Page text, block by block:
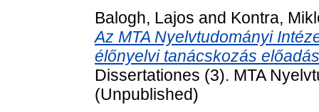
Balogh, Lajos and Kontra,
Az MTA Nyelvtudományi
élőnyelvi tanácskozás
Dissertationes (3). MTA
(Unpublished)